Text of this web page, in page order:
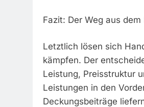
Fazit: Der Weg aus
Letztlich lösen sich
kämpfen. Der
Leistung, Preisstruktur
Leistungen in den
Deckungsbeiträge